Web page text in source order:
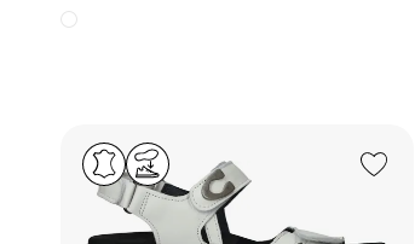
Add to Wishlist